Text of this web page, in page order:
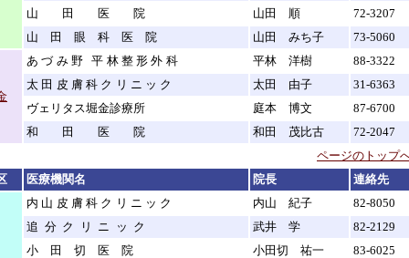
山田医院 山田 順
72-3207
山田眼科医院
山田 みち子 73-5060
あづみ野 平林整形外科 平林 洋樹
88-3322
太田皮膚科クリニック
太田 由子
31-6363
ヴェリタス堀金診療所
庭本 博文
87-6700
和田医院
和田 茂比古
72-2047
ページのトップ
医療機関名 院長
連絡先
内山皮膚科クリニック
内山 紀子
82-8050
追分クリニック
武井 学
82-2129
小田切医院
小田切 祐一
83-6025